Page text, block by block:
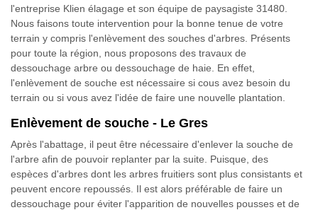
l'entreprise Klien élagage et son équipe de paysagiste 31480.
Nous faisons toute intervention pour la bonne tenue de votre
terrain y compris l'enlèvement des souches d'arbres. Présents
pour toute la région, nous proposons des travaux de
dessouchage arbre ou dessouchage de haie. En effet,
l'enlèvement de souche est nécessaire si cous avez besoin du
terrain ou si vous avez l'idée de faire une nouvelle plantation.
Enlèvement de souche - Le Gres
Après l'abattage, il peut être nécessaire d'enlever la souche de
l'arbre afin de pouvoir replanter par la suite. Puisque, des
espèces d'arbres dont les arbres fruitiers sont plus consistants et
peuvent encore repoussés. Il est alors préférable de faire un
dessouchage pour éviter l'apparition de nouvelles pousses et de